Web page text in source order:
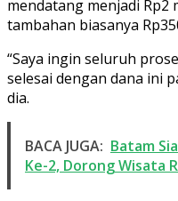
mendatang menjadi Rp2
tambahan biasanya
“Saya ingin seluruh
selesai dengan dana ini
dia.
BACA JUGA: Batam
Ke-2, Dorong Wisata